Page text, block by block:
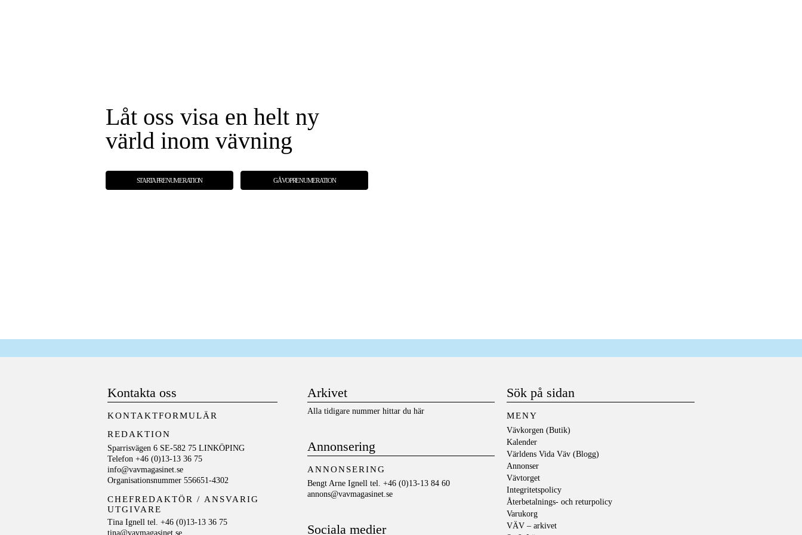
Låt oss visa en helt ny
värld inom vävning
STARTA PRENUMERATION GÅVOPRENUMERATION
Kontakta oss
KONTAKTFORMULÄR
REDAKTION
Sparrisvägen 6 SE-582 75 LINKÖPING
Telefon +46 (0)13-13 36 75
info@vavmagasinet.se
Organisationsnummer 556651-4302
CHEFREDAKTÖR /ANSVARIG
UTGIVARE
Tina Ignell tel. +46 (0)13-13 36 75
tina@vavmagasinet.se
Arkivet
Alla tidigare nummer hittar du här
Annonsering
ANNONSERING
Bengt Arne Ignell tel. +46 (0)13-13 84 60
annons@vavmagasinet.se
Sociala medier
Sök på sidan
MENY
Vävkorgen (Butik)
Kalender
Världens Vida Väv (Blogg)
Annonser
Vävtorget
Integritetspolicy
Återbetalnings- och returpolicy
Varukorg
VÄV – arkivet